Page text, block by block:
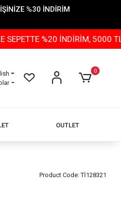
%30 İNDİRİM
%20 İNDİRİM, 5000 TL
0
OUTLET
Product Code:Tİ128321